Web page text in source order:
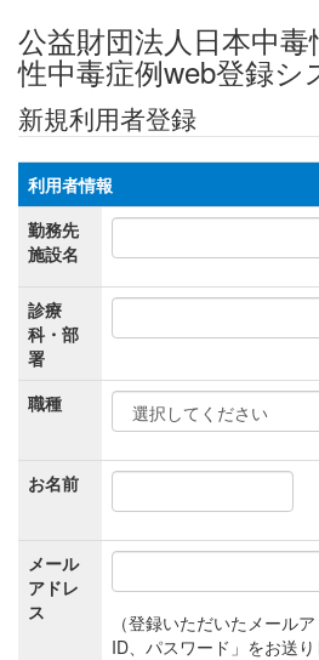
公益財団法人日本中
性中毒症例web登録シ
新規利用者登録
利用者情報
勤務先
施設名
診療
科・部
署
職種
お名前
メール
アドレ
ス
（登録いただいたメール
ID、パスワード」をお送り